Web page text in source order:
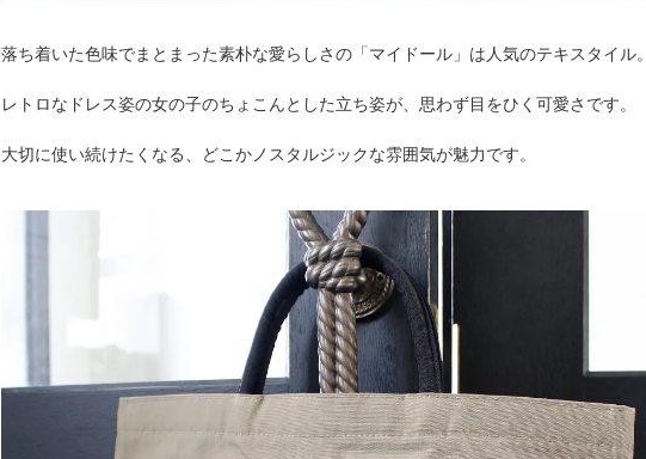
落ち着いた色味でまとまった素朴な愛らしさの「マイドール」は人気のテキスタイル。
レトロなドレス姿の女の子のちょこんとした立ち姿が、思わず目をひく可愛さです。
大切に使い続けたくなる、どこかノスタルジックな雰囲気が魅力です。